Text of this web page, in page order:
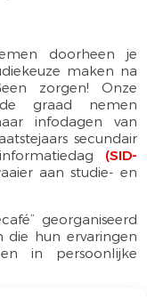
doorheen je
maken na
zorgen! Onze
graad nemen
infodagen van
secundair
(SID-
aan studie- en
georganiseerd
hun ervaringen
in persoonlijke